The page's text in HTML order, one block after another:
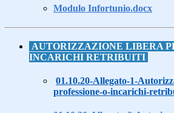
Modulo Infortunio.docx
AUTORIZZAZIONE LIBERA
INCARICHI RETRIBUITI
01.10.20-Allegato-1-
professione-o-incarichi-